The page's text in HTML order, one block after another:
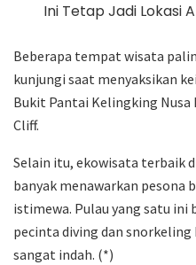
Ini Tetap Jadi Lokasi
Beberapa tempat wisata
kunjungi saat menyaksikan
Bukit Pantai Kelingking Nusa
Cliff.
Selain itu, ekowisata terbaik
banyak menawarkan pesona
istimewa. Pulau yang satu ini
pecinta diving dan snorkeling
sangat indah. (*)